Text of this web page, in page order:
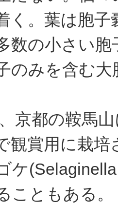
く。葉は胞
数の小さい
のみを含む
京都の鞍馬
観賞用に栽培
ケ
こともある。